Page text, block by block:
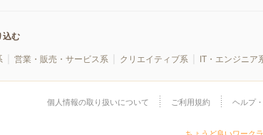
込む
営業・販売・サービス系 クリエイティブ系 IT・エンジニア
個人情報の取り扱いについて ご利用規約 ヘルプ